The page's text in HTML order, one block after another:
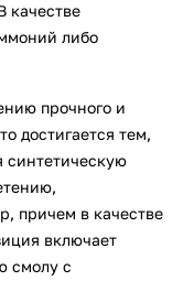
качестве
либо
прочного и
достигается тем,
синтетическую
причем в качестве
включает
смолу с